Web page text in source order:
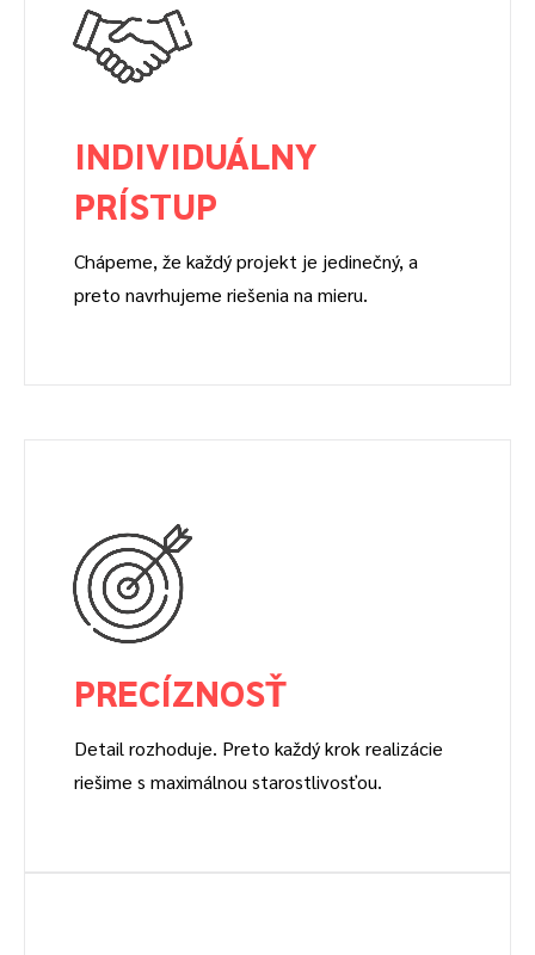
INDIVIDUÁLNY
PRÍSTUP
Chápeme, že každý projekt je jedinečný, a
preto navrhujeme riešenia na mieru.
PRECÍZNOSŤ
Detail rozhoduje. Preto každý krok realizácie
riešime s maximálnou starostlivosťou.